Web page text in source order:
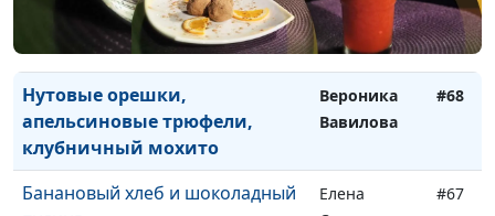
Торт-мороженое тирамису и
чай из мяты с апельсином
Вероника
Вавилова
#69
Нутовые орешки,
апельсиновые трюфели,
клубничный мохито
Вероника
Вавилова
#68
Банановый хлеб и шоколадный
Елена
#67